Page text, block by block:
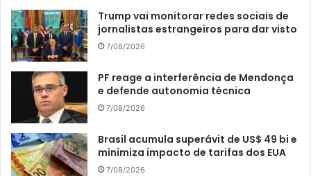
Trump vai monitorar redes sociais de
jornalistas estrangeiros para dar visto
7/08/2026
PF reage a interferência de Mendonça
e defende autonomia técnica
7/08/2026
Brasil acumula superávit de US$ 49 bi e
minimiza impacto de tarifas dos EUA
7/08/2026